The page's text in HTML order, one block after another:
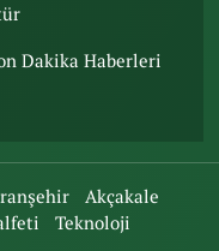
Dakika Haberleri
Akçakale
Teknoloji